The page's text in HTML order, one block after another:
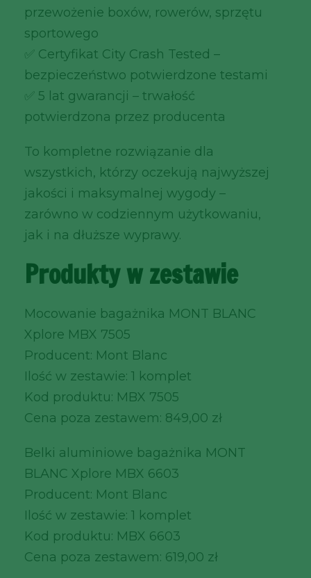
przewożenie boxów, rowerów, sprzętu
sportowego
✅ Certyfikat City Crash Tested –
bezpieczeństwo potwierdzone testami
✅ 5 lat gwarancji – trwałość
potwierdzona przez producenta
To kompletne rozwiązanie dla
wszystkich, którzy oczekują najwyższej
jakości i maksymalnej wygody –
zarówno w codziennym użytkowaniu,
jak i na dłuższe wyprawy.
Produkty w zestawie
Mocowanie bagażnika MONT BLANC
Xplore MBX 7505
Producent: Mont Blanc
Ilość w zestawie: 1 komplet
Kod produktu: MBX 7505
Cena poza zestawem: 849,00 zł
Belki aluminiowe bagażnika MONT
BLANC Xplore MBX 6603
Producent: Mont Blanc
Ilość w zestawie: 1 komplet
Kod produktu: MBX 6603
Cena poza zestawem: 619,00 zł